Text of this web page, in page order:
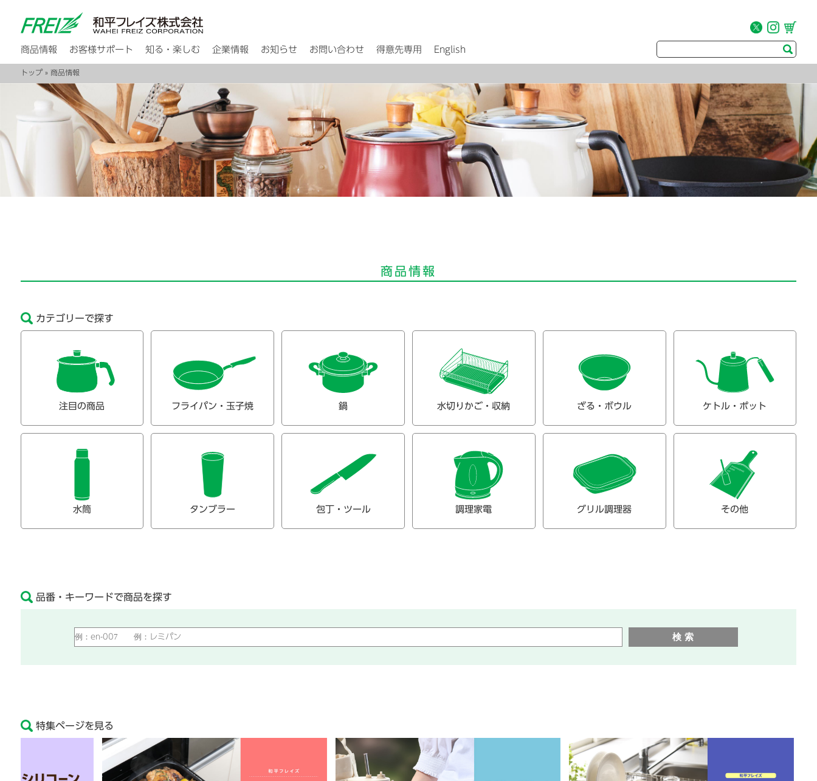
商品情報 お客様サポート 知る・楽しむ 企業情報 お知らせ お問い合わせ 得意先専用 English
トップ» 商品情報
商品情報
カテゴリーで探す
注目の商品 フライパン・玉子焼 鍋 水切りかご・収納 ざる・ボウル ケトル・ポット
水筒 タンブラー 包丁・ツール 調理家電 グリル調理器 その他
品番・キーワードで商品を探す
特集ページを見る